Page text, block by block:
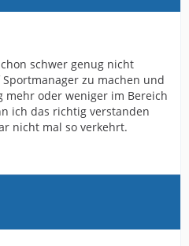
schwer genug nicht
zu machen und
mehr oder weniger im Bereich
ich das richtig verstanden
nicht mal so verkehrt.